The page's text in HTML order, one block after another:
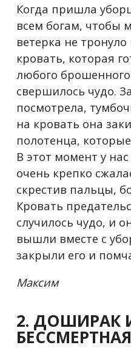
Когда пришла
всем богам, чтобы
ветерка не
кровать, которая
любого
свершилось чудо.
посмотрела,
на кровать она
полотенца,
В этот момент у
очень крепко
скрестив пальцы,
Кровать
случилось чудо, и
вышли вместе c
закрыли его и
Максим
2. ДОШИРАК